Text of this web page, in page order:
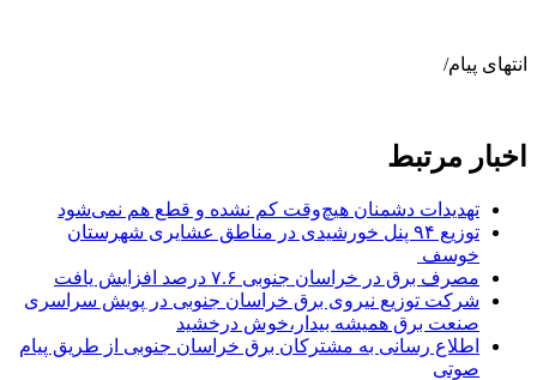
انتهای پیام/
اخبار مرتبط
تهدیدات دشمنان هیچ‌وقت کم نشده و قطع هم نمی‌شود
توزیع ۹۴ پنل خورشیدی در مناطق عشایری شهرستان
خوسف
مصرف برق در خراسان جنوبی ۷.۶ درصد افزایش یافت
شرکت توزیع نیروی برق خراسان جنوبی در پويش سراسری
صنعت برق هميشه بيدار،خوش درخشید
اطلاع رسانی به مشترکان برق خراسان جنوبی از طریق پیام
صوتی